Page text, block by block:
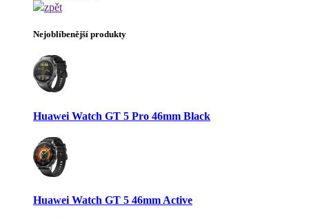
zpět
Nejoblíbenější produkty
Huawei Watch GT 5 Pro 46mm Black
Huawei Watch GT 5 46mm Active